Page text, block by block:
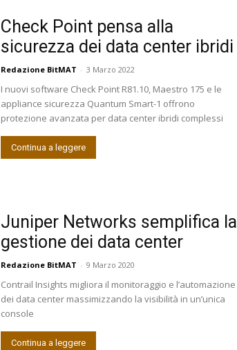
Check Point pensa alla
sicurezza dei data center ibridi
Redazione BitMAT - 3 Marzo 2022
I nuovi software Check Point R81.10, Maestro 175 e le
appliance sicurezza Quantum Smart-1 offrono
protezione avanzata per data center ibridi complessi
Continua a leggere
Juniper Networks semplifica la
gestione dei data center
Redazione BitMAT - 9 Marzo 2020
Contrail Insights migliora il monitoraggio e l’automazione
dei data center massimizzando la visibilità in un’unica
console
Continua a leggere